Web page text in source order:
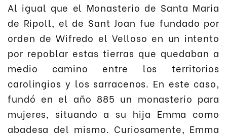
Al igual que el Monasterio de Santa Maria
de Ripoll, el de Sant Joan fue fundado por
orden de Wifredo el Velloso en un intento
por repoblar estas tierras que quedaban a
medio camino entre los territorios
carolingios y los sarracenos. En este caso,
fundó en el año 885 un monasterio para
mujeres, situando a su hija Emma como
abadesa del mismo. Curiosamente, Emma